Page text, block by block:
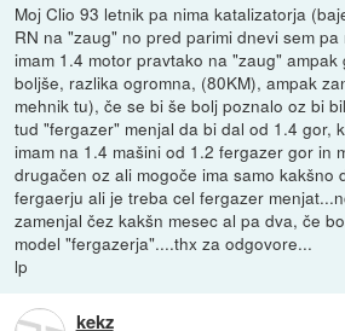
Moj Clio 93 letnik pa nima katalizatorja
RN na "zaug" no pred parimi dnevi sem
imam 1.4 motor pravtako na "zaug"
boljše, razlika ogromna, (80KM), ampak
mehnik tu), če se bi še bolj poznalo oz bi
tud "fergazer" menjal da bi dal od 1.4 gor,
imam na 1.4 mašini od 1.2 fergazer gor in
drugačen oz ali mogoče ima samo kakšno
fergaerju ali je treba cel fergazer
zamenjal čez kakšn mesec al pa dva, če
model "fergazerja"....thx za odgovore...
lp
kekz